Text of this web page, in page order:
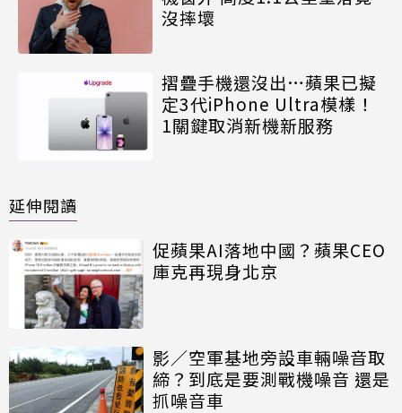
沒摔壞
摺疊手機還沒出…蘋果已擬
定3代iPhone Ultra模樣！
1關鍵取消新機新服務
延伸閱讀
促蘋果AI落地中國？蘋果CEO
庫克再現身北京
影／空軍基地旁設車輛噪音取
締？到底是要測戰機噪音 還是
抓噪音車